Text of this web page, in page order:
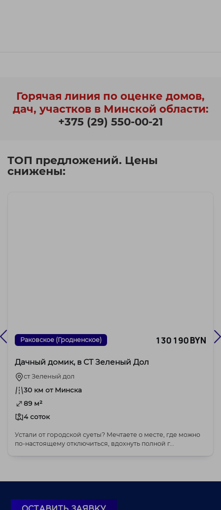
Горячая линия по оценке домов,
дач, участков в Минской области:
+375 (29) 550-00-21
ТОП предложений. Цены
снижены:
Раковское (Гродненское) 130 190 BYN
Дачный домик, в СТ Зеленый Дол
ст Зеленый дол
30 км от Минска
89 м²
4 соток
Устали от городской суеты? Мечтаете о месте, где можно
по-настоящему отключиться, вдохнуть полной г...